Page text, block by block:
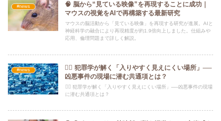
#news
🧠 脳から“見ている映像”を再現することに成功｜
マウスの視覚をAIで再構築する最新研究
マウスの脳活動から「見ている映像」を再現する研究が進展。AIと
神経科学の融合により再現精度が約1.9倍向上しました。仕組みや
応用、倫理問題まで詳しく解説。
#news
🕵️‍♂️ 犯罪学が解く「入りやすく見えにくい場所」──
凶悪事件の現場に潜む共通項とは？
🕵️‍♂️ 犯罪学が解く「入りやすく見えにくい場所」──凶悪事件の現場
に潜む共通項とは？